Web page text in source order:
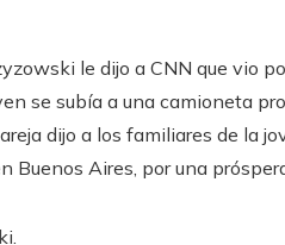
le dijo a CNN que vio
se subía a una camioneta
dijo a los familiares de la
Buenos Aires, por una